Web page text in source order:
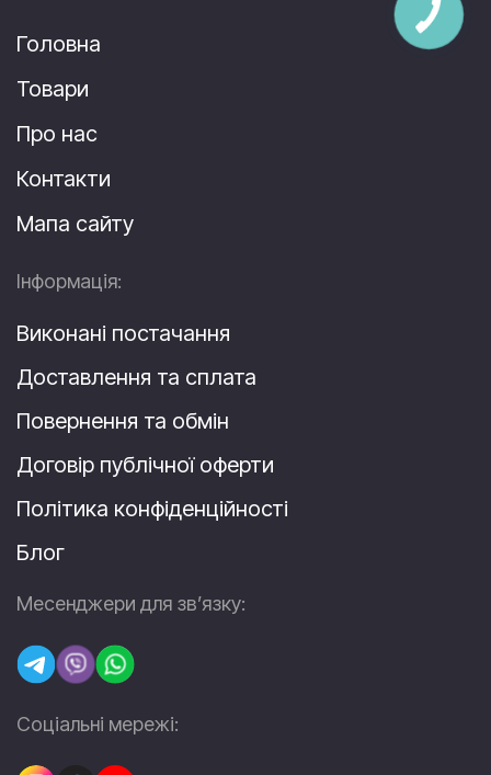
Головна
Товари
Про нас
Контакти
Мапа сайту
Інформація:
Виконані постачання
Доставлення та сплата
Повернення та обмін
Договір публічної оферти
Політика конфіденційності
Блог
Месенджери для зв’язку:
Соціальні мережі: